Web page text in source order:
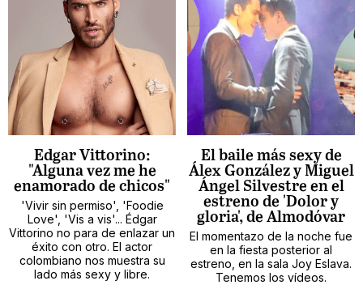
Edgar Vittorino:
"Alguna vez me he
enamorado de chicos"
'Vivir sin permiso', 'Foodie
Love', 'Vis a vis'... Édgar
Vittorino no para de enlazar un
éxito con otro. El actor
colombiano nos muestra su
lado más sexy y libre.
El baile más sexy de
Álex González y Miguel
Ángel Silvestre en el
estreno de 'Dolor y
gloria', de Almodóvar
El momentazo de la noche fue
en la fiesta posterior al
estreno, en la sala Joy Eslava.
Tenemos los vídeos.